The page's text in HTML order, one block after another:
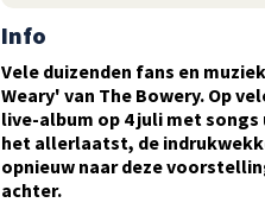
Info
Vele duizenden fans en
Weary' van The Bowery. Op
live-album op 4 juli met
het allerlaatst, de
opnieuw naar deze
achter.